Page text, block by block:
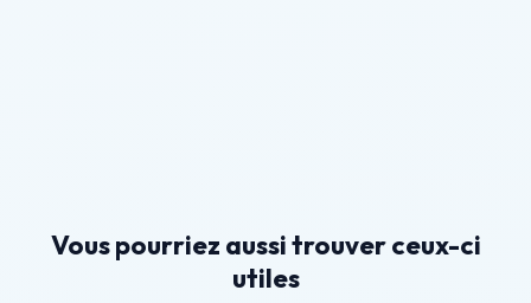
Vous pourriez aussi trouver ceux-ci
utiles